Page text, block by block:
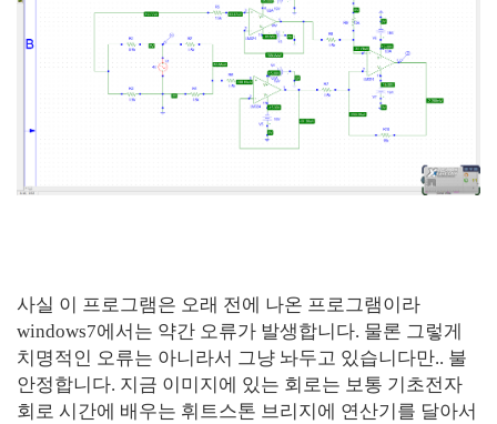
사실 이 프로그램은 오래 전에 나온 프로그램이라
windows7에서는 약간 오류가 발생합니다. 물론 그렇게
치명적인 오류는 아니라서 그냥 놔두고 있습니다만.. 불
안정합니다. 지금 이미지에 있는 회로는 보통 기초전자
회로 시간에 배우는 휘트스톤 브리지에 연산기를 달아서